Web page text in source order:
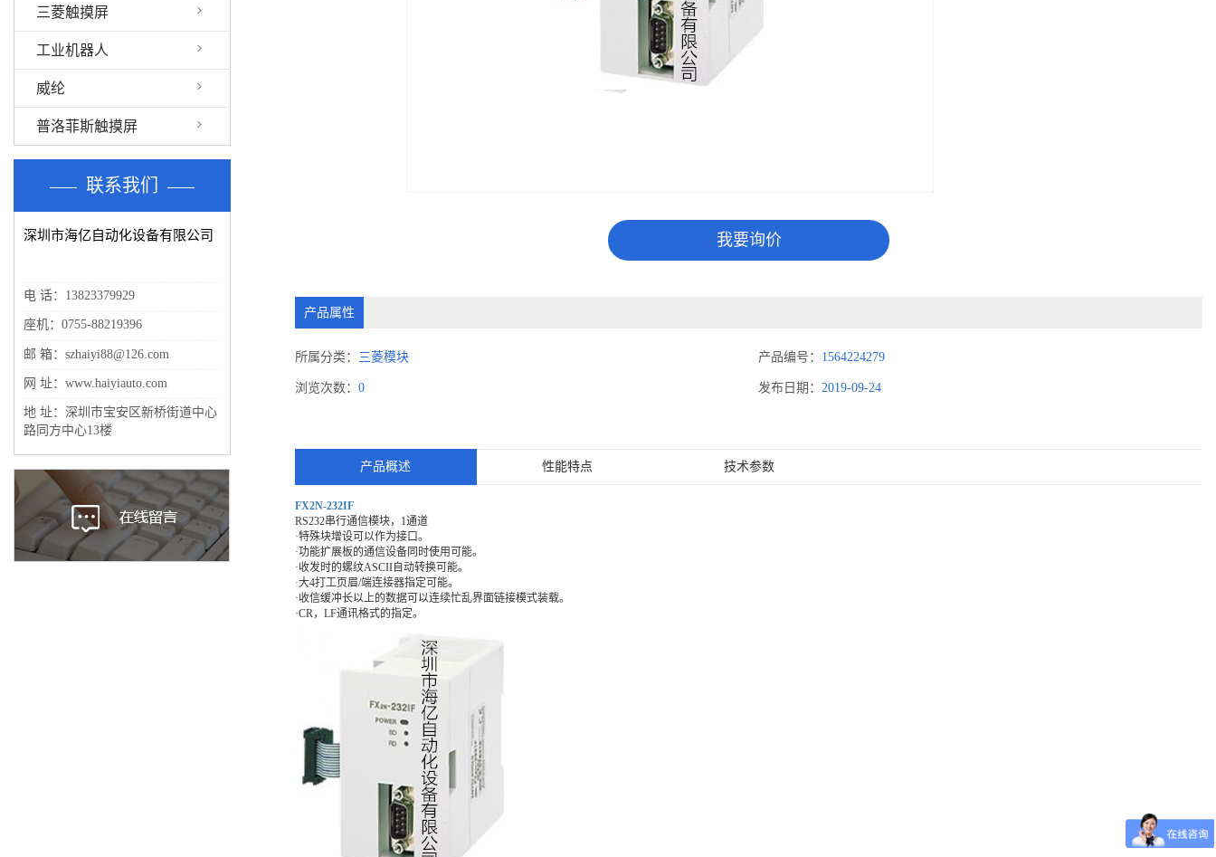
三菱触摸屏
工业机器人
威纶
普洛菲斯触摸屏
联系我们
深圳市海亿自动化设备有限公司
电 话：13823379929
座机：0755-88219396
邮 箱：szhaiyi88@126.com
网 址：www.haiyiauto.com
地 址：深圳市宝安区新桥街道中心
路同方中心13楼
我要询价
产品属性
所属分类： 三菱模块 产品编号： 1564224279
浏览次数：0 发布日期： 2019-09-24
产品概述 性能特点 技术参数
FX2N-232IF
RS232串行通信模块，1通道
·特殊块增设可以作为接口。
·功能扩展板的通信设备同时使用可能。
·收发时的螺纹ASCII自动转换可能。
·大4打工页眉/端连接器指定可能。
·收信缓冲长以上的数据可以连续忙乱界面链接模式装载。
·CR，LF通讯格式的指定。